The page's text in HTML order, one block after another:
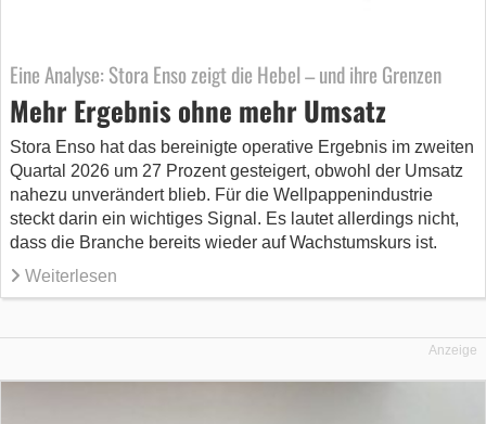
Eine Analyse: Stora Enso zeigt die Hebel – und ihre Grenzen
Mehr Ergebnis ohne mehr Umsatz
Stora Enso hat das bereinigte operative Ergebnis im zweiten
Quartal 2026 um 27 Prozent gesteigert, obwohl der Umsatz
nahezu unverändert blieb. Für die Wellpappenindustrie
steckt darin ein wichtiges Signal. Es lautet allerdings nicht,
dass die Branche bereits wieder auf Wachstumskurs ist.
Weiterlesen
Anzeige